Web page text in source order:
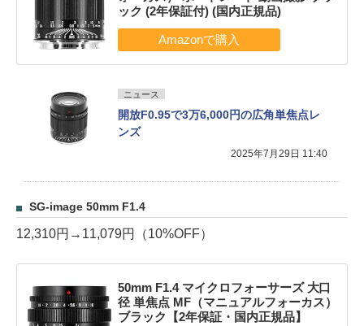
ック (2年保証付) (国内正規品)
ニュース
開放F0.95で3万6,000円の広角単焦点レ
ンズ
2025年7月29日 11:40
SG-image 50mm F1.4
12,310円→11,079円（10%OFF）
50mm F1.4 マイクロフォーサーズ 大口
径 単焦点 MF（マニュアルフォーカス）
ブラック【2年保証・国内正規品】